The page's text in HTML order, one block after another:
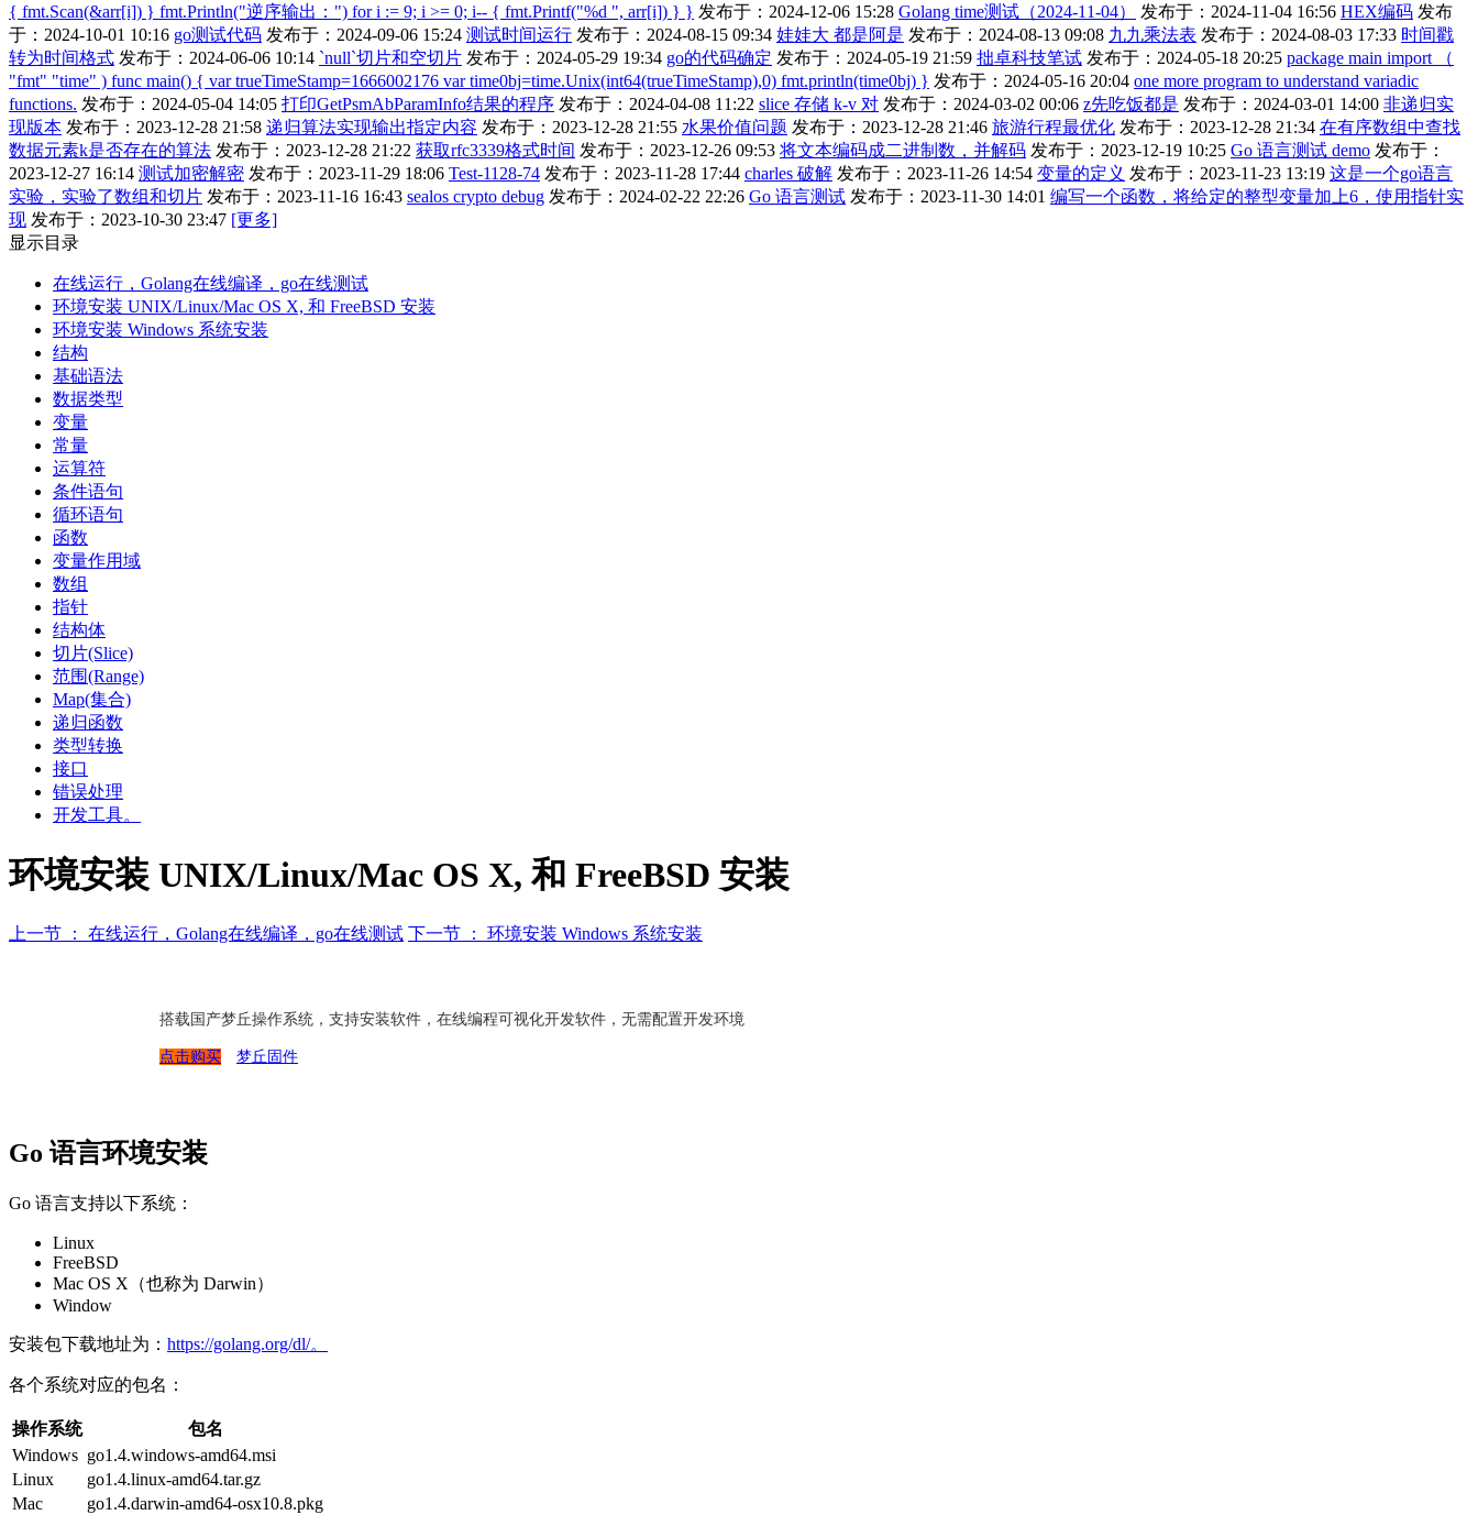
{ fmt.Scan(&arr[i]) } fmt.Println("逆序输出：") for i := 9; i >= 0; i-- { fmt.Printf("%d ", arr[i]) } } 发布于：2024-12-06 15:28 Golang time测试（2024-11-04） 发布于：2024-11-04 16:56 HEX编码 发布
于：2024-10-01 10:16 go测试代码 发布于：2024-09-06 15:24 测试时间运行 发布于：2024-08-15 09:34 娃娃大 都是阿是 发布于：2024-08-13 09:08 九九乘法表 发布于：2024-08-03 17:33 时间戳
转为时间格式 发布于：2024-06-06 10:14 `null`切片和空切片 发布于：2024-05-29 19:34 go的代码确定 发布于：2024-05-19 21:59 拙卓科技笔试 发布于：2024-05-18 20:25 package main import （
"fmt" "time" ) func main() { var trueTimeStamp=1666002176 var time0bj=time.Unix(int64(trueTimeStamp),0) fmt.println(time0bj) } 发布于：2024-05-16 20:04 one more program to understand variadic
functions. 发布于：2024-05-04 14:05 打印GetPsmAbParamInfo结果的程序 发布于：2024-04-08 11:22 slice 存储 k-v 对 发布于：2024-03-02 00:06 z先吃饭都是 发布于：2024-03-01 14:00 非递归实
现版本 发布于：2023-12-28 21:58 递归算法实现输出指定内容 发布于：2023-12-28 21:55 水果价值问题 发布于：2023-12-28 21:46 旅游行程最优化 发布于：2023-12-28 21:34 在有序数组中查找
数据元素k是否存在的算法 发布于：2023-12-28 21:22 获取rfc3339格式时间 发布于：2023-12-26 09:53 将文本编码成二进制数，并解码 发布于：2023-12-19 10:25 Go 语言测试 demo 发布于：
2023-12-27 16:14 测试加密解密 发布于：2023-11-29 18:06 Test-1128-74 发布于：2023-11-28 17:44 charles 破解 发布于：2023-11-26 14:54 变量的定义 发布于：2023-11-23 13:19 这是一个go语言
实验，实验了数组和切片 发布于：2023-11-16 16:43 sealos crypto debug 发布于：2024-02-22 22:26 Go 语言测试 发布于：2023-11-30 14:01 编写一个函数，将给定的整型变量加上6，使用指针实
现 发布于：2023-10-30 23:47 [更多]
显示目录
在线运行，Golang在线编译，go在线测试
环境安装 UNIX/Linux/Mac OS X, 和 FreeBSD 安装
环境安装 Windows 系统安装
结构
基础语法
数据类型
变量
常量
运算符
条件语句
循环语句
函数
变量作用域
数组
指针
结构体
切片(Slice)
范围(Range)
Map(集合)
递归函数
类型转换
接口
错误处理
开发工具。
环境安装 UNIX/Linux/Mac OS X, 和 FreeBSD 安装
上一节 ： 在线运行，Golang在线编译，go在线测试 下一节 ： 环境安装 Windows 系统安装
搭载国产梦丘操作系统，支持安装软件，在线编程可视化开发软件，无需配置开发环境
点击购买 梦丘固件
Go 语言环境安装
Go 语言支持以下系统：
Linux
FreeBSD
Mac OS X（也称为 Darwin）
Window
安装包下载地址为： https://golang.org/dl/。
各个系统对应的包名：
操作系统
包名
Windows go1.4.windows-amd64.msi
Linux
go1.4.linux-amd64.tar.gz
Mac
go1.4.darwin-amd64-osx10.8.pkg